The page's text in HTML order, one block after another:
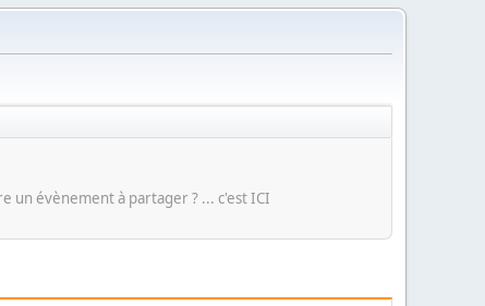
un évènement à partager ? ... c'est ICI